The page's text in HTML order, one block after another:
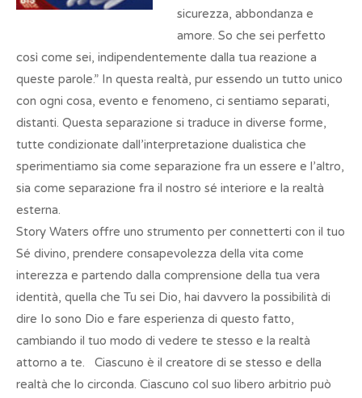
sicurezza, abbondanza e
amore. So che sei perfetto
così come sei, indipendentemente dalla tua reazione a
queste parole.” In questa realtà, pur essendo un tutto unico
con ogni cosa, evento e fenomeno, ci sentiamo separati,
distanti. Questa separazione si traduce in diverse forme,
tutte condizionate dall’interpretazione dualistica che
sperimentiamo sia come separazione fra un essere e l’altro,
sia come separazione fra il nostro sé interiore e la realtà
esterna.
Story Waters offre uno strumento per connetterti con il tuo
Sé divino, prendere consapevolezza della vita come
interezza e partendo dalla comprensione della tua vera
identità, quella che Tu sei Dio, hai davvero la possibilità di
dire Io sono Dio e fare esperienza di questo fatto,
cambiando il tuo modo di vedere te stesso e la realtà
attorno a te. Ciascuno è il creatore di se stesso e della
realtà che lo circonda. Ciascuno col suo libero arbitrio può